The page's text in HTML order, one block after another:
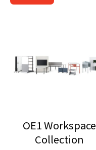
OE1 Workspace
Collection